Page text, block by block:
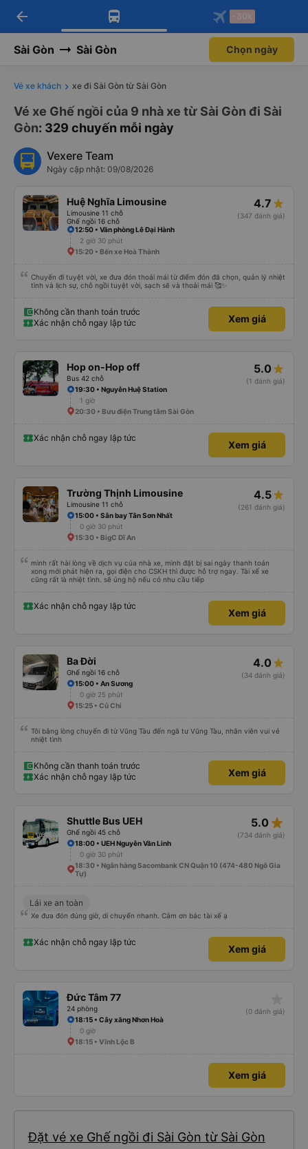
Tải app Vexere ngay!
Nhận ưu đãi thành viên độc
Mở app
Tải app Vexere
-30k/ghế khi đặt vé máy bay qua
Mở app
arrow_back -30k
Sài Gòn Sài Gòn Chọn ngày
Vé xe khách xe đi Sài Gòn từ Sài Gòn
Vé xe Ghế ngồi của 9 nhà xe từ Sài Gòn đi Sài
Gòn: 329 chuyến mỗi ngày
Vexere Team
Ngày cập nhật: 09/08/2026
Huệ Nghĩa Limousine
Limousine 11 chỗ
Ghế ngồi 16 chỗ
4.7
(347 đánh giá)
12:50 • Văn phòng Lê Đại Hành
2 giờ 30 phút
15:20 • Bến xe Hoà Thành
Chuyến đi tuyệt vời, xe đưa đón thoải mái từ điểm đón đã chọn, quản lý nhiệt
tình và lịch sự, chỗ ngồi tuyệt vời, sạch sẽ và thoải mái 🥰✨
Không cần thanh toán trước
Xác nhận chỗ ngay lập tức
Xem giá
Hop on-Hop off
Bus 42 chỗ
5.0
(1 đánh giá)
19:30 • Nguyễn Huệ Station
1 giờ
20:30 • Bưu điện Trung tâm Sài Gòn
Xác nhận chỗ ngay lập tức
Xem giá
Trường Thịnh Limousine
Limousine 11 chỗ
4.5
(261 đánh giá)
15:00 • Sân bay Tân Sơn Nhất
0 giờ 30 phút
15:30 • BigC Dĩ An
mình rất hài lòng về dịch vụ của nhà xe, mình đặt bị sai ngày thanh toán
xong mới phát hiện ra, gọi điện cho CSKH thì được hỗ trợ ngay. Tài xế xe
cũng rất là nhiệt tình. sẽ ủng hộ nếu có nhu cầu tiếp
Xác nhận chỗ ngay lập tức
Xem giá
Ba Đời
Ghế ngồi 16 chỗ
4.0
(34 đánh giá)
15:00 • An Sương
0 giờ 25 phút
15:25 • Củ Chi
Tôi bằng lòng chuyến đi từ Vũng Tàu đến ngã tư Vũng Tàu, nhân viên vui vẻ
nhiệt tình
Không cần thanh toán trước
Xác nhận chỗ ngay lập tức
Xem giá
Shuttle Bus UEH
Ghế ngồi 45 chỗ
5.0 star_rate
(734 đánh giá)
18:00 • UEH Nguyễn Văn Linh
0 giờ 30 phút
18:30 • Ngân hàng Sacombank CN Quận 10 (474-480 Ngô Gia
Tự)
Lái xe an toàn
Xe đưa đón đúng giờ, di chuyển nhanh. Cảm ơn bác tài xế ạ
Xác nhận chỗ ngay lập tức
Xem giá
Đức Tâm 77
24 phòng
(0 đánh giá)
18:15 • Cây xăng Nhơn Hoà
0 giờ
18:15 • Vĩnh Lộc B
Xem giá
Đặt vé xe Ghế ngồi đi Sài Gòn từ Sài Gòn